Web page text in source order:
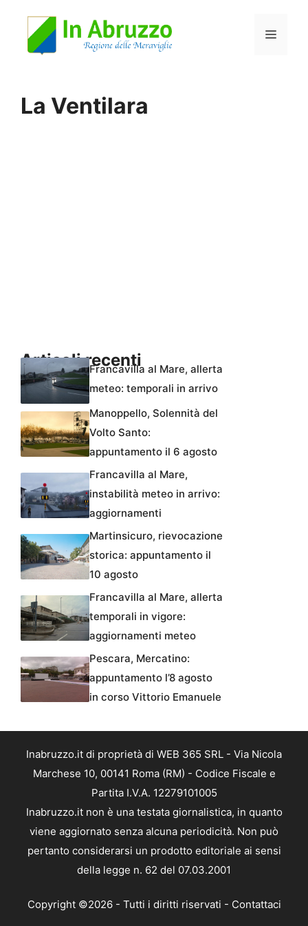
Menu
La Ventilara
Articoli recentiFrancavilla al Mare, allerta
meteo: temporali in arrivo
Manoppello, Solennità del
Volto Santo:
appuntamento il 6 agosto
Francavilla al Mare,
instabilità meteo in arrivo:
aggiornamenti
Martinsicuro, rievocazione
storica: appuntamento il
10 agosto
Francavilla al Mare, allerta
temporali in vigore:
aggiornamenti meteo
Pescara, Mercatino:
appuntamento l’8 agosto
in corso Vittorio Emanuele
Inabruzzo.it di proprietà di WEB 365 SRL - Via Nicola
Marchese 10, 00141 Roma (RM) - Codice Fiscale e
Partita I.V.A. 12279101005
Inabruzzo.it non è una testata giornalistica, in quanto
viene aggiornato senza alcuna periodicità. Non può
pertanto considerarsi un prodotto editoriale ai sensi
della legge n. 62 del 07.03.2001
Copyright ©2026 - Tutti i diritti riservati - Contattaci